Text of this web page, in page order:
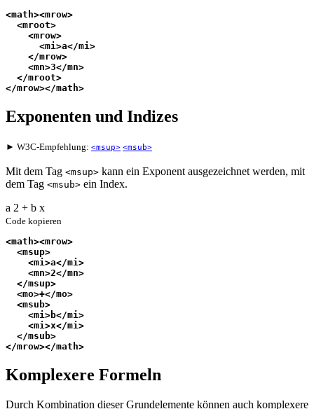
<math><mrow>
  <mroot>
    <mrow>
      <mi>a</mi>
    </mrow>
    <mn>3</mn>
  </mroot>
</mrow></math>
Exponenten und Indizes
► W3C-Empfehlung: <msup> <msub>
Mit dem Tag <msup> kann ein Exponent ausgezeichnet werden, mit
dem Tag <msub> ein Index.
a 2 + b x
Code kopieren
<math><mrow>
  <msup>
    <mi>a</mi>
    <mn>2</mn>
  </msup>
  <mo>+</mo>
  <msub>
    <mi>b</mi>
    <mi>x</mi>
  </msub>
</mrow></math>
Komplexere Formeln
Durch Kombination dieser Grundelemente können auch komplexere